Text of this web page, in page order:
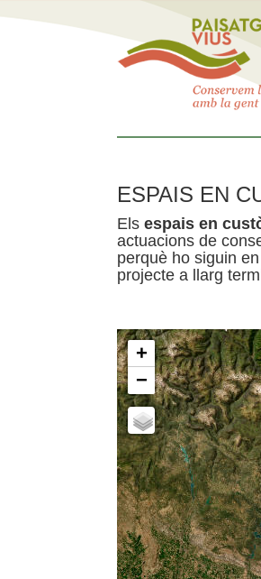
ESPAIS EN
Els espais en
actuacions de
perquè ho siguin
projecte a llarg
+
−